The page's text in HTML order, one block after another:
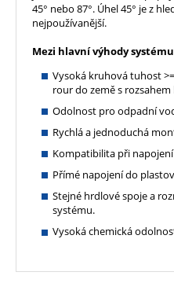
45° nebo 87°. Úhel 45° je z
nejpoužívanější.
Mezi hlavní výhody
Vysoká kruhová tuhost
rour do země s
Odolnost pro odpadní
Rychlá a jednoduchá
Kompatibilita při
Přímé napojení do
Stejné hrdlové spoje a
systému.
Vysoká chemická